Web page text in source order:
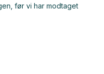
før vi har modtaget